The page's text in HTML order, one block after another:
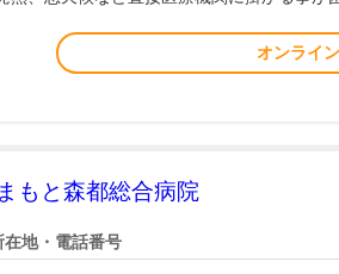
オンライ
もと森都総合病院
在地・電話番号